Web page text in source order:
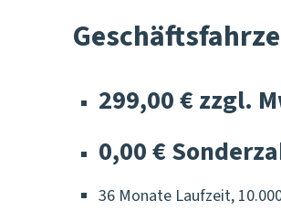
299,00 € zzgl.
0,00 €
36 Monate Laufzeit,